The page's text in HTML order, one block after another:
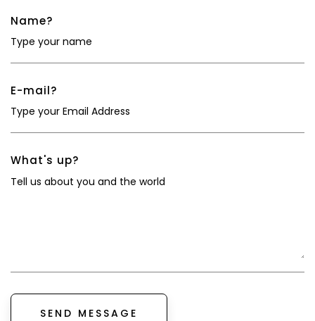
Name?
E-mail?
What's up?